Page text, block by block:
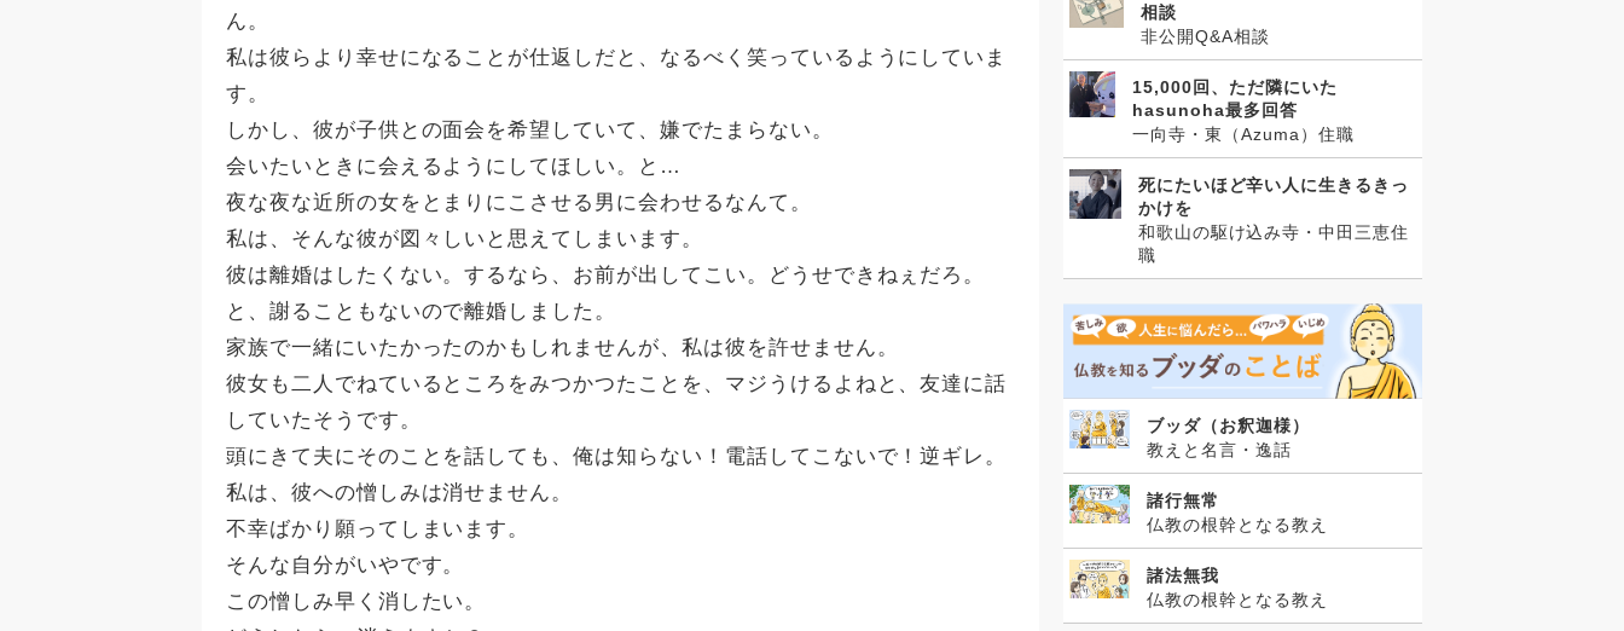
ん。
私は彼らより幸せになることが仕返しだと、なるべく笑っているようにしていま
す。
しかし、彼が子供との面会を希望していて、嫌でたまらない。
会いたいときに会えるようにしてほしい。と…
夜な夜な近所の女をとまりにこさせる男に会わせるなんて。
私は、そんな彼が図々しいと思えてしまいます。
彼は離婚はしたくない。するなら、お前が出してこい。どうせできねぇだろ。
と、謝ることもないので離婚しました。
家族で一緒にいたかったのかもしれませんが、私は彼を許せません。
彼女も二人でねているところをみつかつたことを、マジうけるよねと、友達に話
していたそうです。
頭にきて夫にそのことを話しても、俺は知らない！電話してこないで！逆ギレ。
私は、彼への憎しみは消せません。
不幸ばかり願ってしまいます。
そんな自分がいやです。
この憎しみ早く消したい。
相談
非公開Q&A相談
15,000回、ただ隣にいた
hasunoha最多回答
一向寺・東（Azuma）住職
死にたいほど辛い人に生きるきっ
かけを
和歌山の駆け込み寺・中田三恵住
職
ブッダ（お釈迦様）
教えと名言・逸話
諸行無常
仏教の根幹となる教え
諸法無我
仏教の根幹となる教え